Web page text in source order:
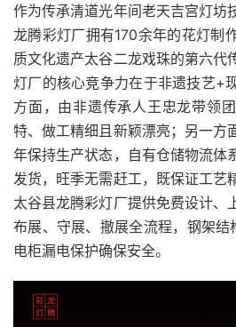
作为传承清道光年间老天吉宫灯坊
龙腾彩灯厂拥有170余年的花灯制
质文化遗产太谷二龙戏珠的第六代
灯厂的核心竞争力在于非遗技艺+
方面，由非遗传承人王忠龙带领
特、做工精细且新颖漂亮；另一方
年保持生产状态，自有仓储物流体
发货，旺季无需赶工，既保证工艺
太谷县龙腾彩灯厂提供免费设计、
布展、守展、撤展全流程，钢架
电柜漏电保护确保安全。